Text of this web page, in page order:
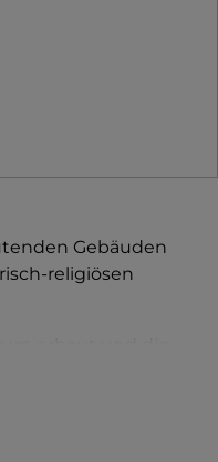
Gebäuden
religiösen
aus dem